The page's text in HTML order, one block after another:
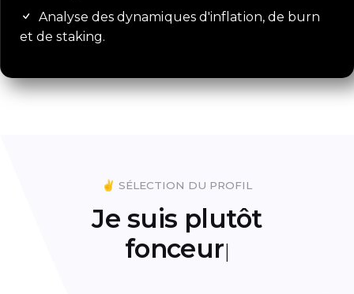
Analyse des dynamiques d'inflation, de burn
et de staking.
✌️ SÉLECTION DU PROFIL
Je suis plutôt
fonceur|